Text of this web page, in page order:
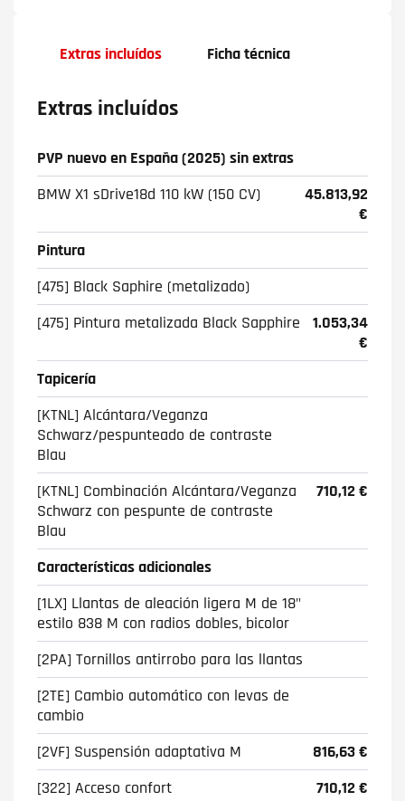
Extras incluídos Ficha técnica
Extras incluídos
PVP nuevo en España (2025) sin extras
BMW X1 sDrive18d 110 kW (150 CV)
45.813,92
€
Pintura
[475] Black Saphire (metalizado)
[475] Pintura metalizada Black Sapphire
1.053,34
€
Tapicería
[KTNL] Alcántara/Veganza
Schwarz/pespunteado de contraste
Blau
[KTNL] Combinación Alcántara/Veganza
Schwarz con pespunte de contraste
Blau
710,12 €
Características adicionales
[1LX] Llantas de aleación ligera M de 18"
estilo 838 M con radios dobles, bicolor
[2PA] Tornillos antirrobo para las llantas
[2TE] Cambio automático con levas de
cambio
[2VF] Suspensión adaptativa M
816,63 €
[322] Acceso confort
710,12 €